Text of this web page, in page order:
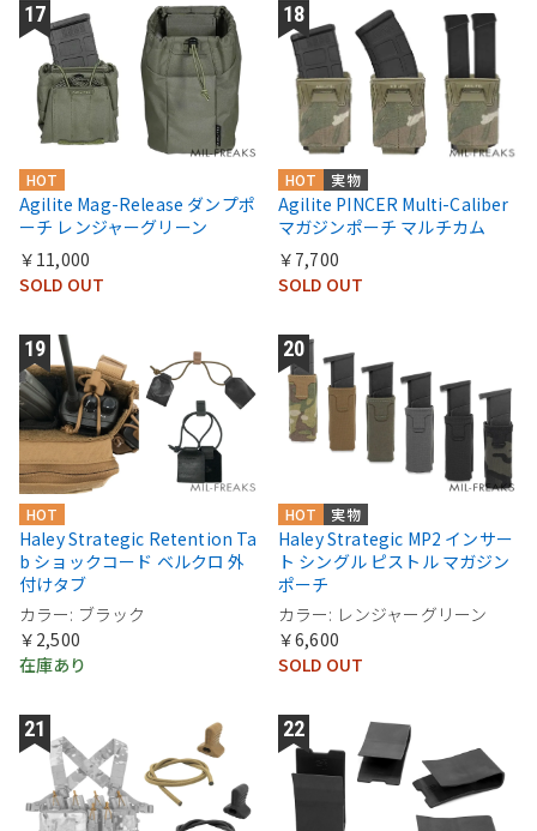
HOT
Agilite Mag-Release ダンプポ
ーチ レンジャーグリーン
￥11,000
SOLD OUT
実物
HOT
Agilite PINCER Multi-Caliber
マガジンポーチ マルチカム
￥7,700
SOLD OUT
HOT
Haley Strategic Retention Ta
b ショックコード ベルクロ 外
付けタブ
カラー: ブラック
￥2,500
在庫あり
実物
HOT
Haley Strategic MP2 インサー
ト シングル ピストル マガジン
ポーチ
カラー: レンジャーグリーン
￥6,600
SOLD OUT